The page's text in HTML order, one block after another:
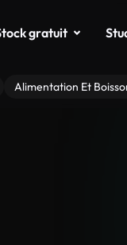
gratuit
Alimentation Et